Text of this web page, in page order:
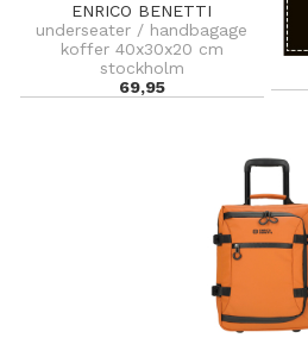
ENRICO BENETTI
underseater / handbagage
koffer 40x30x20 cm
stockholm
69,95